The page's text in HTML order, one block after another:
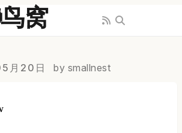
窝
月20日 by smallnest